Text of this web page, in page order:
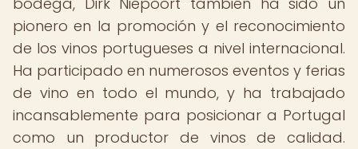
pionero en la promoción y el reconocimiento
de los vinos portugueses a nivel internacional.
Ha participado en numerosos eventos y ferias
de vino en todo el mundo, y ha trabajado
incansablemente para posicionar a Portugal
como un productor de vinos de calidad.